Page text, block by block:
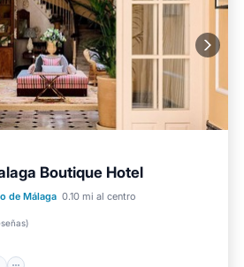
Boutique Hotel
de Málaga 0.10 mi al centro
)
Cocina